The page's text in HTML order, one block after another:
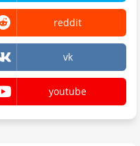
reddit
vk
youtube